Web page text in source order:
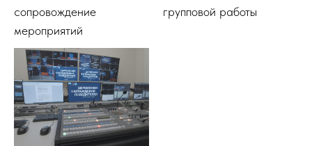
сопровождение
мероприятий
групповой работы